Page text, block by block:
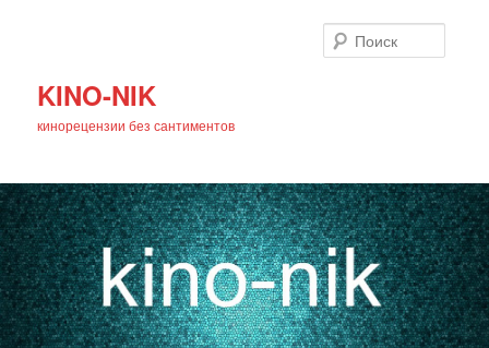
KINO-NIK
кинорецензии без сантиментов